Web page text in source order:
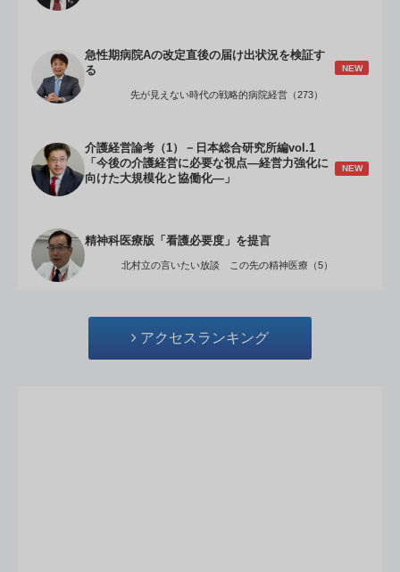
急性期病院Aの改定直後の届け出状況を検証す
る
NEW
先が見えない時代の戦略的病院経営（273）
介護経営論考（1）－日本総合研究所編vol.1
「今後の介護経営に必要な視点―経営力強化に
向けた大規模化と協働化―」
NEW
精神科医療版「看護必要度」を提言
北村立の言いたい放談 この先の精神医療（5）
アクセスランキング